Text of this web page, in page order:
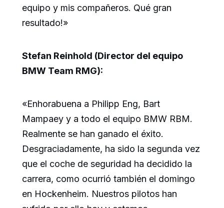
equipo y mis compañeros. Qué gran
resultado!»
Stefan Reinhold (Director del equipo
BMW Team RMG):
«Enhorabuena a Philipp Eng, Bart
Mampaey y a todo el equipo BMW RBM.
Realmente se han ganado el éxito.
Desgraciadamente, ha sido la segunda vez
que el coche de seguridad ha decidido la
carrera, como ocurrió también el domingo
en Hockenheim. Nuestros pilotos han